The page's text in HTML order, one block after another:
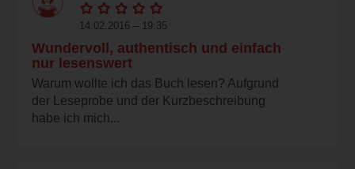
14.02.2016 – 19:35
Wundervoll, authentisch und einfach
nur lesenswert
Warum wollte ich das Buch lesen? Aufgrund
der Leseprobe und der Kurzbeschreibung
habe ich mich...